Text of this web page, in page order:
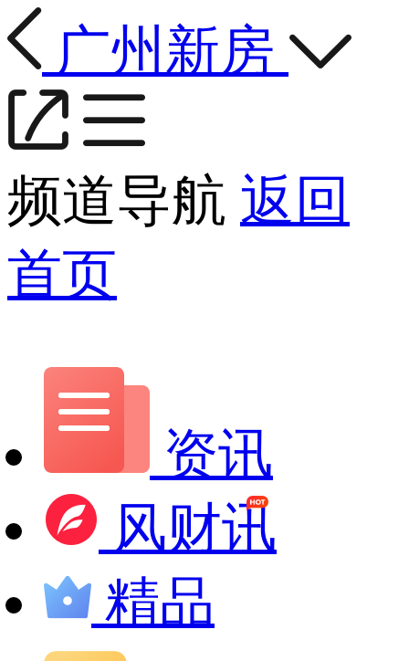
广州新房
频道导航 返回
首页
资讯
风财讯
精品